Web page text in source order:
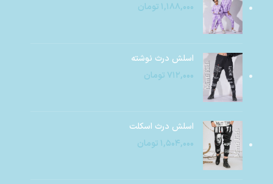
۱,۱۸۸,۰۰۰ تومان
اسلش درث نوشته
۷۱۲,۰۰۰ تومان
اسلش درث اسکلت
۱,۵۰۴,۰۰۰ تومان